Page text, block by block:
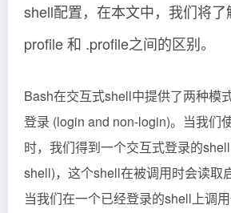
shell配置，在本文中，我们将
profile 和 .profile之间的区别。
Bash在交互式shell中提供了两种模
登录 (login and non-login)。当我们
时，我们得到一个交互式登录的
shell)，这个shell在被调用时会读取
当我们在一个已经登录的shell上调